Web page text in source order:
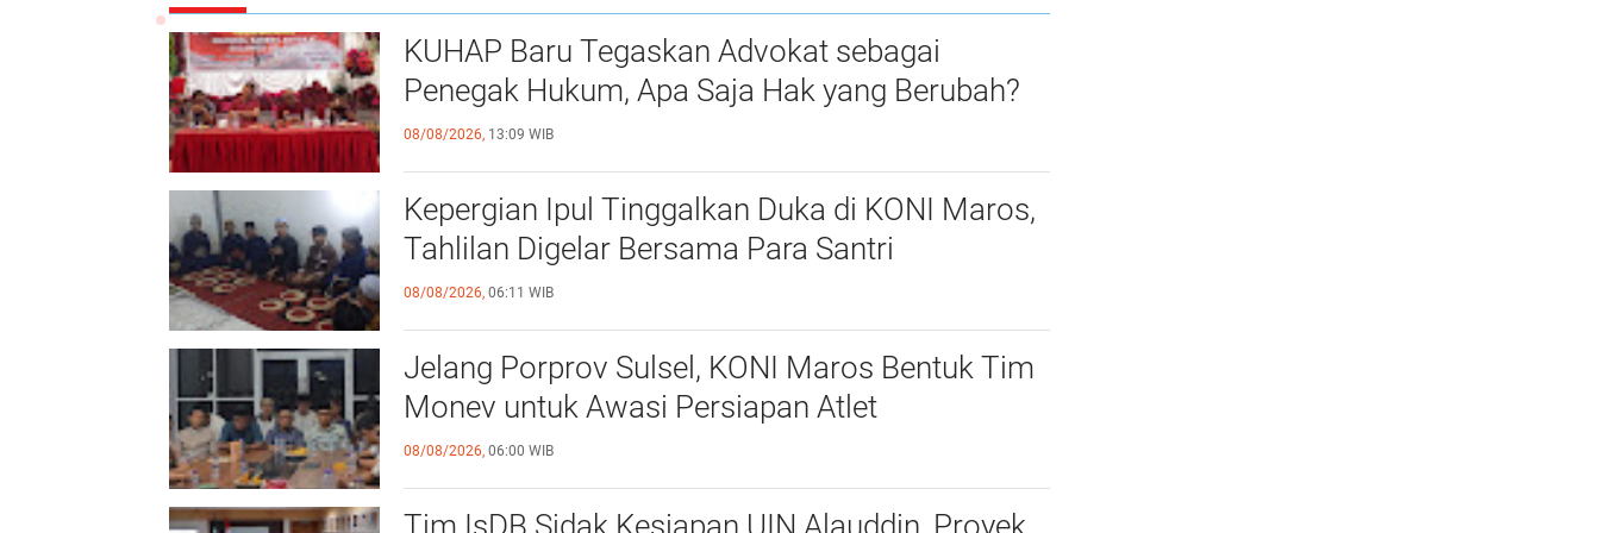
KUHAP Baru Tegaskan Advokat sebagai
Penegak Hukum, Apa Saja Hak yang Berubah?
08/08/2026, 13:09 WIB
Kepergian Ipul Tinggalkan Duka di KONI Maros,
Tahlilan Digelar Bersama Para Santri
08/08/2026, 06:11 WIB
Jelang Porprov Sulsel, KONI Maros Bentuk Tim
Monev untuk Awasi Persiapan Atlet
08/08/2026, 06:00 WIB
Tim IsDB Sidak Kesiapan UIN Alauddin, Proyek